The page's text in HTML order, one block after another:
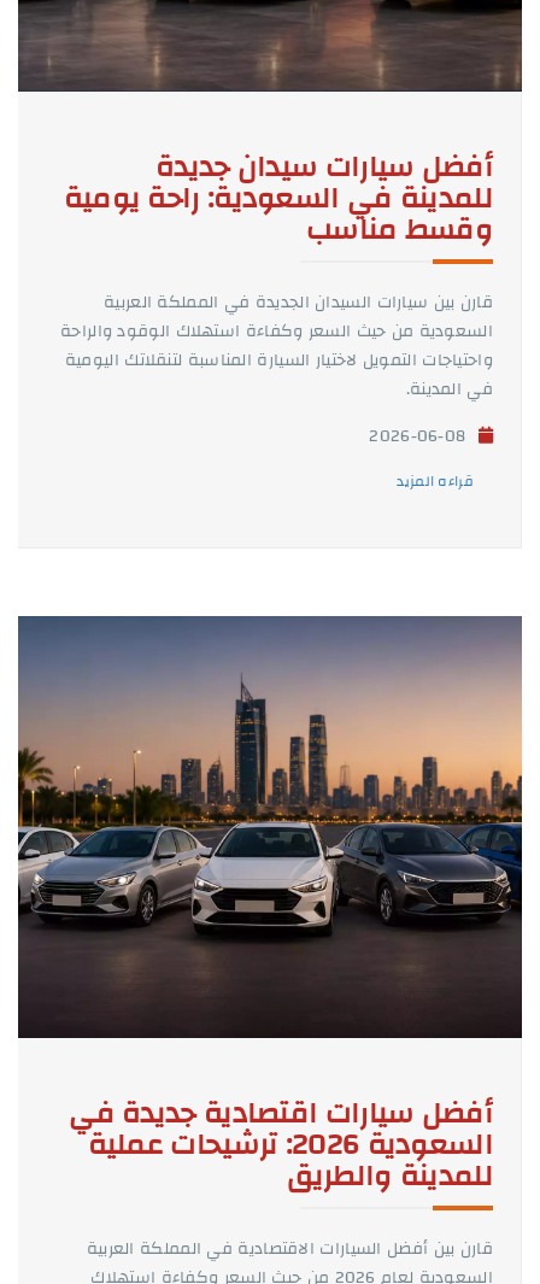
أفضل سيارات سيدان جديدة
للمدينة في السعودية: راحة يومية
وقسط مناسب
قارن بين سيارات السيدان الجديدة في المملكة العربية
السعودية من حيث السعر وكفاءة استهلاك الوقود والراحة
واحتياجات التمويل لاختيار السيارة المناسبة لتنقلاتك اليومية
في المدينة.
قراءه المزيد
أفضل سيارات اقتصادية جديدة في
السعودية 2026: ترشيحات عملية
للمدينة والطريق
قارن بين أفضل السيارات الاقتصادية في المملكة العربية